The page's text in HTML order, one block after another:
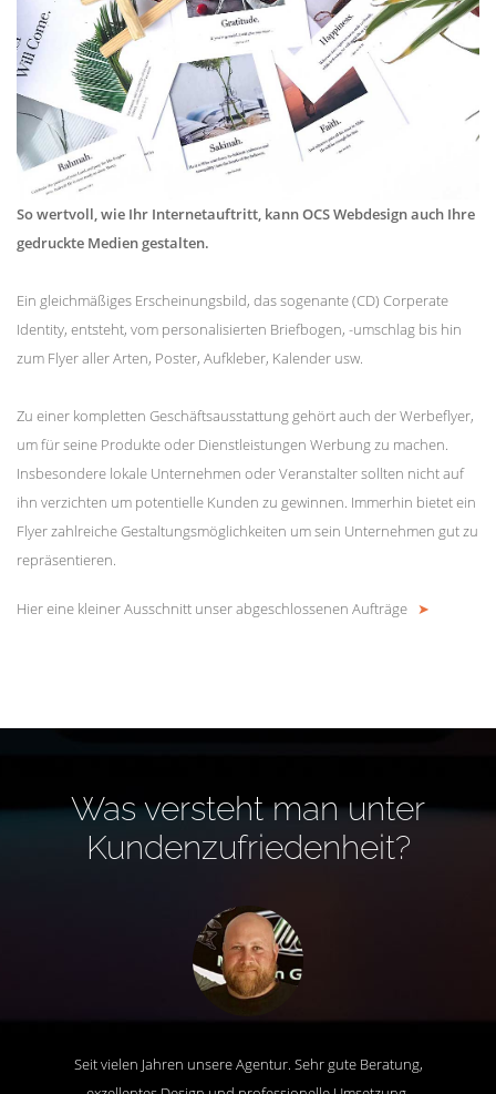
So wertvoll, wie Ihr Internetauftritt, kann OCS Webdesign auch Ihre
gedruckte Medien gestalten.
Ein gleichmäßiges Erscheinungsbild, das sogenante (CD) Corperate
Identity, entsteht, vom personalisierten Briefbogen, -umschlag bis hin
zum Flyer aller Arten, Poster, Aufkleber, Kalender usw.
Zu einer kompletten Geschäftsausstattung gehört auch der Werbeflyer,
um für seine Produkte oder Dienstleistungen Werbung zu machen.
Insbesondere lokale Unternehmen oder Veranstalter sollten nicht auf
ihn verzichten um potentielle Kunden zu gewinnen. Immerhin bietet ein
Flyer zahlreiche Gestaltungsmöglichkeiten um sein Unternehmen gut zu
repräsentieren.
Hier eine kleiner Ausschnitt unser abgeschlossenen Aufträge ➤
Was versteht man unter
Kundenzufriedenheit?
Seit vielen Jahren unsere Agentur. Sehr gute Beratung,